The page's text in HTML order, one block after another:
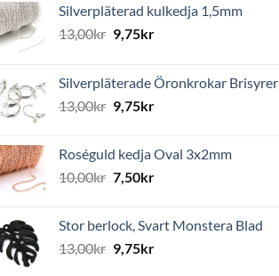
Silverpläterad kulkedja 1,5mm
13,00kr 9,75kr
Silverpläterade Öronkrokar Brisyrer
13,00kr 9,75kr
Roséguld kedja Oval 3x2mm
10,00kr 7,50kr
Stor berlock, Svart Monstera Blad
13,00kr 9,75kr